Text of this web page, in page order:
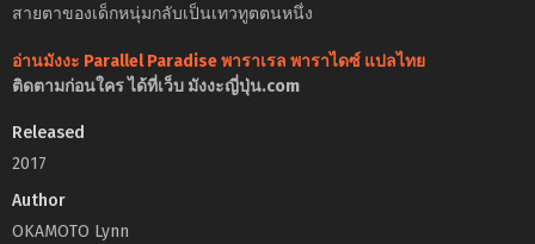
สายตาของเด็กหนุ่มกลับเป็นเทวทูตตนหนึ่ง
อ่านมังงะ Parallel Paradise พาราเรล พาราไดซ์ แปลไทย
ติดตามก่อนใคร ได้ที่เว็บ มังงะญี่ปุ่น.com
Released
2017
Author
OKAMOTO Lynn